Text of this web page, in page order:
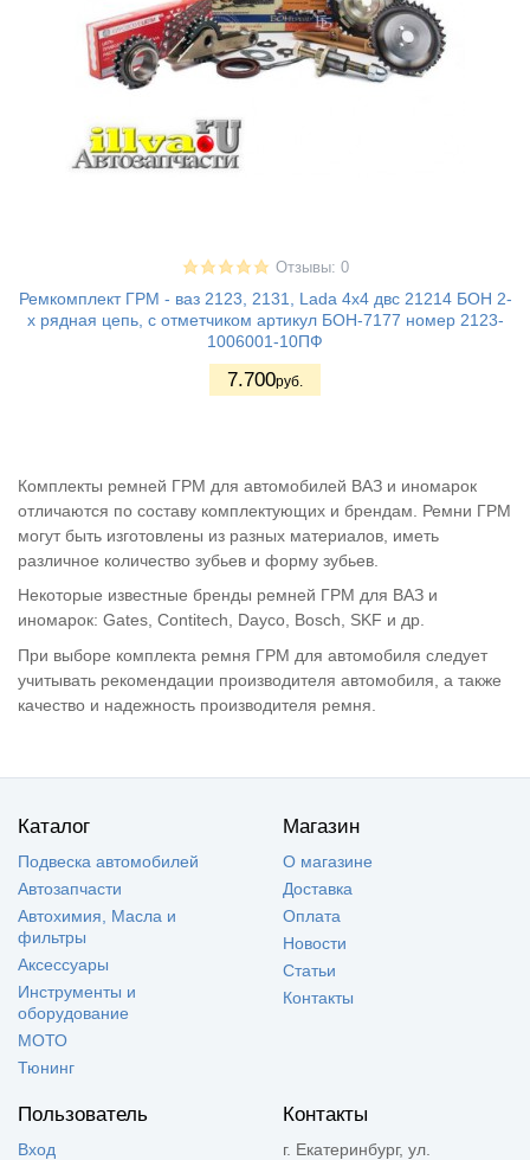
Отзывы: 0
Ремкомплект ГРМ - ваз 2123, 2131, Lada 4x4 двс 21214 БОН 2-
х рядная цепь, с отметчиком артикул БОН-7177 номер 2123-
1006001-10ПФ
7.700руб.
Комплекты ремней ГРМ для автомобилей ВАЗ и иномарок
отличаются по составу комплектующих и брендам. Ремни ГРМ
могут быть изготовлены из разных материалов, иметь
различное количество зубьев и форму зубьев.
Некоторые известные бренды ремней ГРМ для ВАЗ и
иномарок: Gates, Contitech, Dayco, Bosch, SKF и др.
При выборе комплекта ремня ГРМ для автомобиля следует
учитывать рекомендации производителя автомобиля, а также
качество и надежность производителя ремня.
Каталог
Подвеска автомобилей
Автозапчасти
Автохимия, Масла и
фильтры
Аксессуары
Инструменты и
оборудование
МОТО
Тюнинг
Магазин
О магазине
Доставка
Оплата
Новости
Статьи
Контакты
Пользователь
Вход
Контакты
г. Екатеринбург, ул.